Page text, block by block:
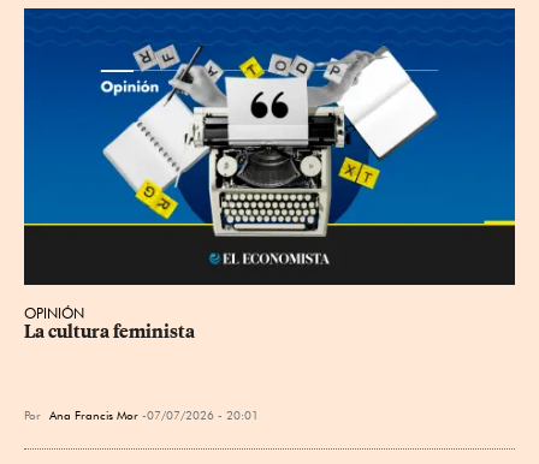
OPINIÓN
La cultura feminista
Por Ana Francis Mor 07/07/2026 - 20:01